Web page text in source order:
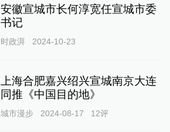
安徽宣城市长何淳宽任宣城市委
书记
时政湃 2024-10-23
上海合肥嘉兴绍兴宣城南京大连
同推《中国目的地》
城市漫步 2024-08-17 12评